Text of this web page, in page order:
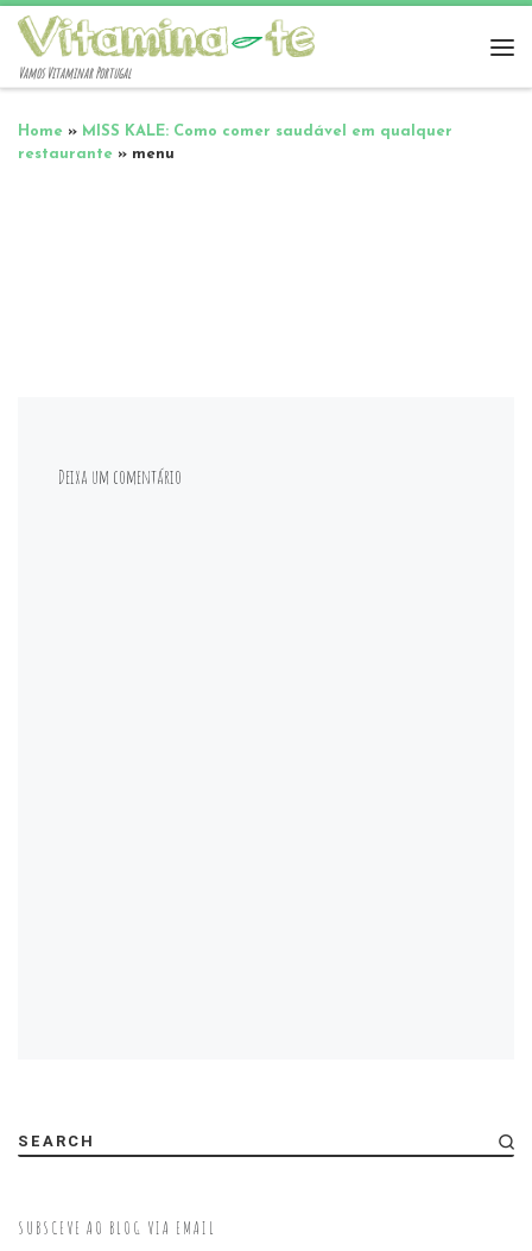
Vamos Vitaminar Portugal
Home » MISS KALE: Como comer saudável em qualquer
restaurante » menu
Deixa um comentário
SEARCH
SUBSCEVE AO BLOG VIA EMAIL